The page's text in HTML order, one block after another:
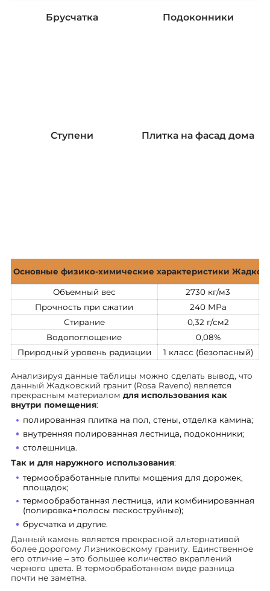
Брусчатка Подоконники
Ступени Плитка на фасад дома
Основные физико-химические характеристики
Объемный вес
2730 кг/м3
Прочность при сжатии
240 МРа
Стирание
0,32 г/см2
Водопоглощение
0,08%
Природный уровень радиации
1 класс (безопасный)
Анализируя данные таблицы можно сделать вывод, что
данный Жадковский гранит (Rosa Raveno) является
прекрасным материалом для использования как
внутри помещения:
полированная плитка на пол, стены, отделка камина;
внутренняя полированная лестница, подоконники;
столешница.
Так и для наружного использования:
термообработанные плиты мощения для дорожек,
площадок;
термообработанная лестница, или комбинированная
(полировка+полосы пескоструйные);
брусчатка и другие.
Данный камень является прекрасной альтернативой
более дорогому Лизниковскому граниту. Единственное
его отличие – это большее количество вкраплений
черного цвета. В термообработанном виде разница
почти не заметна.